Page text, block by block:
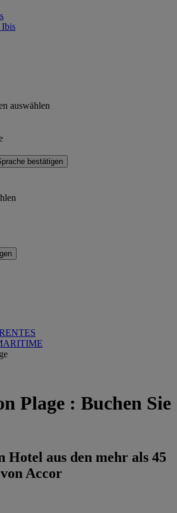
auswählen
bestätigen
Plage : Buchen Sie
Hotel aus den mehr als 45
Accor